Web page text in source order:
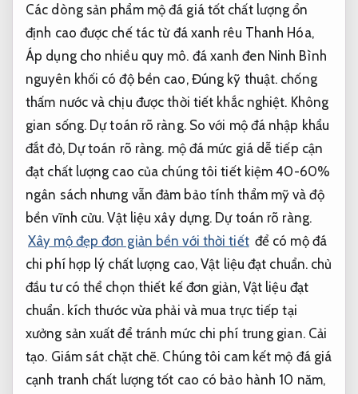
Các dòng sản phẩm mộ đá giá tốt chất lượng ổn
định cao được chế tác từ đá xanh rêu Thanh Hóa,
Áp dụng cho nhiều quy mô. đá xanh đen Ninh Bình
nguyên khối có độ bền cao, Đúng kỹ thuật. chống
thấm nước và chịu được thời tiết khắc nghiệt. Không
gian sống. Dự toán rõ ràng.So với mộ đá nhập khẩu
đắt đỏ, Dự toán rõ ràng. mộ đá mức giá dễ tiếp cận
đạt chất lượng cao của chúng tôi tiết kiệm 40-60%
ngân sách nhưng vẫn đảm bảo tính thẩm mỹ và độ
bền vĩnh cửu.Vật liệu xây dựng. Dự toán rõ ràng.
Xây mộ đẹp đơn giản bền với thời tiết để có mộ đá
chi phí hợp lý chất lượng cao,Vật liệu đạt chuẩn. chủ
đầu tư có thể chọn thiết kế đơn giản, Vật liệu đạt
chuẩn.kích thước vừa phải và mua trực tiếp tại
xưởng sản xuất để tránh mức chi phí trung gian. Cải
tạo. Giám sát chặt chẽ. Chúng tôi cam kết mộ đá giá
cạnh tranh chất lượng tốt cao có bảo hành 10 năm,